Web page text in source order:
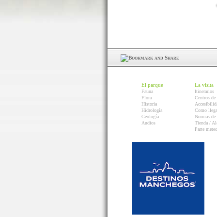
El parque
Fauna
Flora
Historia
Hidrología
Geología
Audios
La visita
Itinerarios
Centros de
Como
Normas
Tienda /
Parte